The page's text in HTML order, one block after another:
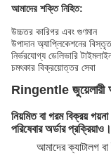
আমাদের শক্তি নিহিত:
উচ্চতর কারিগর এবং গুণমান
উপাদান অ্যাপ্লিকেশনের বিস্তৃত
নির্ভরযোগ্য ডেলিভারি
চমৎকার বিক্রয়োত্তর সেবা
Ringentle জুয়েলারী
নিয়মিত বা গরম বিক্রয়
পরিষেবার অর্ডার প্রক্রিয়াও।
আমাদের ক্যাটালগ